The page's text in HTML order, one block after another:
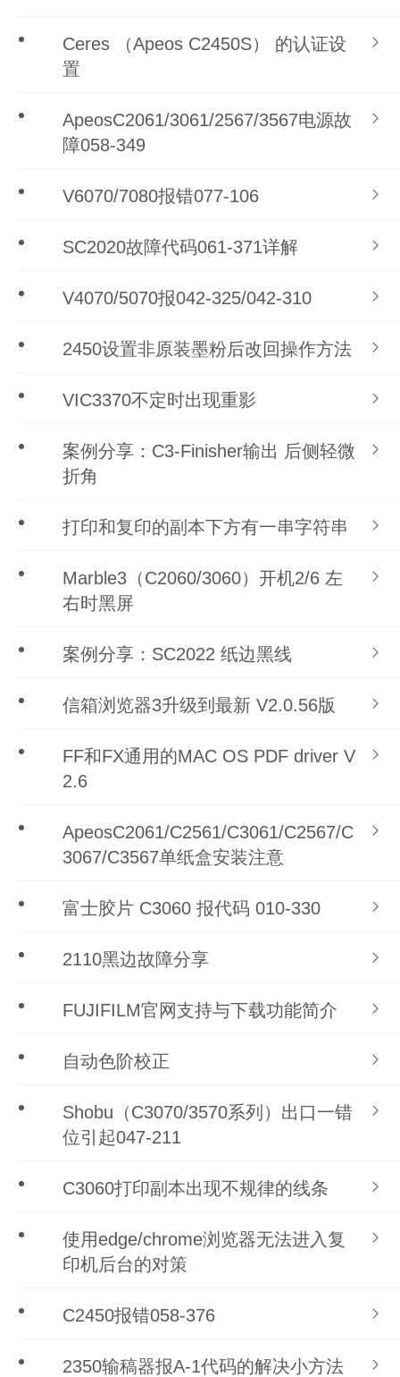
Ceres （Apeos C2450S） 的认证设
置
ApeosC2061/3061/2567/3567电源故
障058-349
V6070/7080报错077-106
SC2020故障代码061-371详解
V4070/5070报042-325/042-310
2450设置非原装墨粉后改回操作方法
VIC3370不定时出现重影
案例分享：C3-Finisher输出 后侧轻微
折角
打印和复印的副本下方有一串字符串
Marble3（C2060/3060）开机2/6 左
右时黑屏
案例分享：SC2022 纸边黑线
信箱浏览器3升级到最新 V2.0.56版
FF和FX通用的MAC OS PDF driver V
2.6
ApeosC2061/C2561/C3061/C2567/C
3067/C3567单纸盒安装注意
富士胶片 C3060 报代码 010-330
2110黑边故障分享
FUJIFILM官网支持与下载功能简介
自动色阶校正
Shobu（C3070/3570系列）出口一错
位引起047-211
C3060打印副本出现不规律的线条
使用edge/chrome浏览器无法进入复
印机后台的对策
C2450报错058-376
2350输稿器报A-1代码的解决小方法